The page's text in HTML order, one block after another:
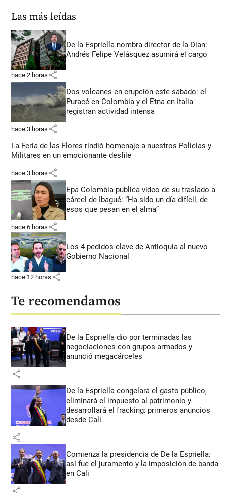
Las más leídas
De la Espriella nombra director de la Dian:
Andrés Felipe Velásquez asumirá el cargo
hace 2 horas share
Dos volcanes en erupción este sábado: el
Puracé en Colombia y el Etna en Italia
registran actividad intensa
hace 3 horas share
La Feria de las Flores rindió homenaje a nuestros Policias y
Militares en un emocionante desfile
hace 3 horas share
Epa Colombia publica video de su traslado a
cárcel de Ibagué: “Ha sido un día difícil, de
esos que pesan en el alma”
hace 6 horas share
Los 4 pedidos clave de Antioquia al nuevo
Gobierno Nacional
hace 12 horas share
Te recomendamos
De la Espriella dio por terminadas las
negociaciones con grupos armados y
anunció megacárceles
share
De la Espriella congelará el gasto público,
eliminará el impuesto al patrimonio y
desarrollará el fracking: primeros anuncios
desde Cali
share
Comienza la presidencia de De la Espriella:
así fue el juramento y la imposición de banda
en Cali